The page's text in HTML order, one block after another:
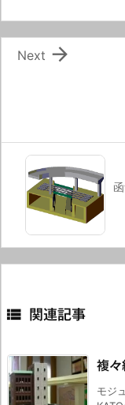

Next
 関連記事
複々
モジ